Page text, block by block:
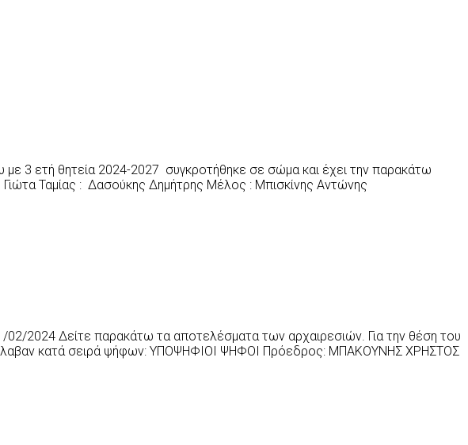
3 ετή θητεία 2024-2027 συγκροτήθηκε σε σώμα και έχει την παρακάτω
Ταμίας : Δασούκης Δημήτρης Μέλος : Μπισκίνης Αντώνης
2024 Δείτε παρακάτω τα αποτελέσματα των αρχαιρεσιών. Για την θέση του
Έλαβαν κατά σειρά ψήφων: ΥΠΟΨΗΦΙΟΙ ΨΗΦΟΙ Πρόεδρος: ΜΠΑΚΟΥΝΗΣ ΧΡΗΣΤΟΣ